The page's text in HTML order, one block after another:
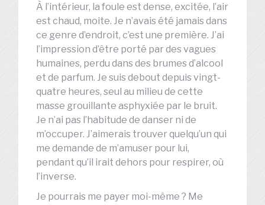
À l’intérieur, la foule est dense, excitée, l’air
est chaud, moite. Je n’avais été jamais dans
ce genre d’endroit, c’est une première. J’ai
l’impression d’être porté par des vagues
humaines, perdu dans des brumes d’alcool
et de parfum. Je suis debout depuis vingt-
quatre heures, seul au milieu de cette
masse grouillante asphyxiée par le bruit.
Je n’ai pas l’habitude de danser ni de
m’occuper. J’aimerais trouver quelqu’un qui
me demande de m’amuser pour lui,
pendant qu’il irait dehors pour respirer, où
l’inverse.
Je pourrais me payer moi-même ? Me